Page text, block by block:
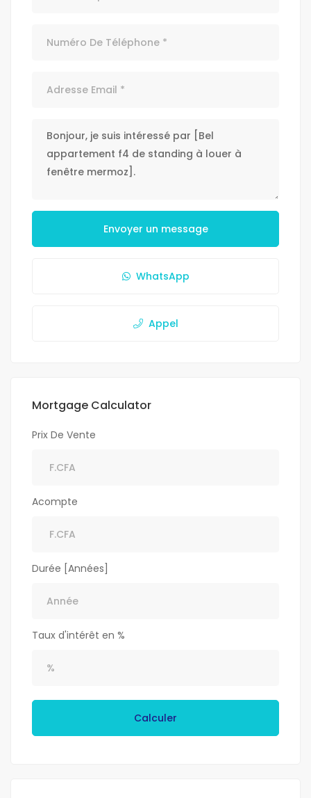
Envoyer un message
WhatsApp
Appel
Mortgage Calculator
Prix De Vente
Acompte
Durée [Années]
Taux d'intérêt en %
Calculer